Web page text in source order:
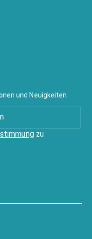
und Neuigkeiten.
zu